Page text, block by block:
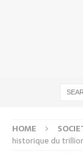
HOME
historique du